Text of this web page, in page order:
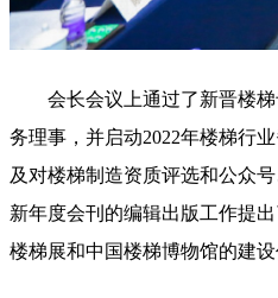
会长会议上通过了新晋楼梯
务理事，并启动2022年楼梯行
及对楼梯制造资质评选和公众
新年度会刊的编辑出版工作提
楼梯展和中国楼梯博物馆的建设